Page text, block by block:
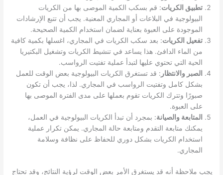
تطبيق الكريات: قم بسكب الكمية الموصى بها من الكريات
البيولوجية في البلاعات أو المجاري المعنية. يجب أن تتبع الإرشادات
الموجودة على العبوة بعناية لضمان استخدام الكمية الصحيحة.
تفعيل الكريات: بعد سكب الكريات في المجاري، اغسلها بكمية كافية
من الماء الدافئ. هذا يساعد في تنشيط الكريات وتشغيل البكتيريا
الحية التي تحتوي عليها لتبدأ عملية تفتيت الرواسب.
الصبر والانتظار : قد تستغرق الكريات البيولوجية بعض الوقت للعمل
بشكل كامل وتفتيت الرواسب في المجاري. لذا، يجب أن تكون
صبورًا وتترك الكريات تقوم بعملها على مدى الفترة الموصى بها
على العبوة.
المتابعة والصيانة: بمجرد أن تبدأ الكريات البيولوجية في العمل،
يمكنك متابعة التقدم ومتابعة حالة المجاري. يمكن تكرار عملية
استخدام الكريات بشكل دوري للحفاظ على نظافة وسلامة
المجاري.
يجب ملاحظة أنه قد يستغرق الأمر بعض الوقت لرؤية النتائج، وقد تحتاج